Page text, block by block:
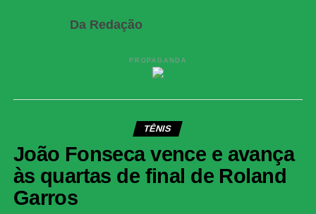
Da Redação
PROPAGANDA
TÊNIS
João Fonseca vence e avança
às quartas de final de Roland
Garros